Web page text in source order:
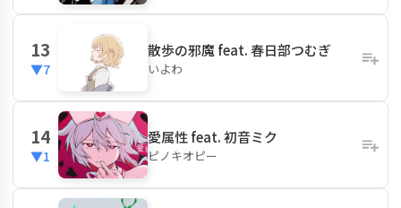
13
▼7
散歩の邪魔 feat. 春日部つむぎ
いよわ
14
▼1
愛属性 feat. 初音ミク
ピノキオピー